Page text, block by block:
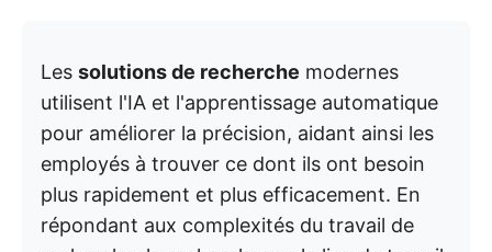
Les solutions de recherche modernes
utilisent l'IA et l'apprentissage automatique
pour améliorer la précision, aidant ainsi les
employés à trouver ce dont ils ont besoin
plus rapidement et plus efficacement. En
répondant aux complexités du travail de